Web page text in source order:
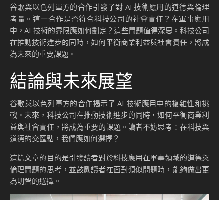
谷歌與以色列軍方的合作引發了對 AI 技術應用的道德與倫理
考量。這一合作是否符合科技公司的社會責任？在軍事應用
中，AI 技術的界限應如何劃定？這些問題值得深思。科技公司
在推動技術進步的同時，如何平衡商業利益與社會責任，將成
為未來的重要課題。
結論與未來展望
谷歌與以色列軍方的合作揭示了 AI 技術應用中的複雜性和挑
戰。未來，科技公司在推動技術進步的同時，如何平衡商業利
益與社會責任，將成為重要的課題。讀者不妨思考：在科技與
道德的交匯點，我們應如何選擇？
這篇文章的目的是引發讀者對於科技應用在軍事領域的道德與
倫理問題的思考，並鼓勵讀者在面對類似問題時，能夠做出更
為明智的選擇。